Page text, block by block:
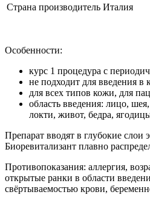
Страна производитель Италия
Особенности:
курс 1 процедура с
не подходит для введения в
для всех типов кожи, для
область введения: лицо,
локти, живот, бедра,
Препарат вводят в глубокие слои
Биоревитализант плавно
Противопоказания: аллергия,
открытые ранки в области
свёртываемостью крови,